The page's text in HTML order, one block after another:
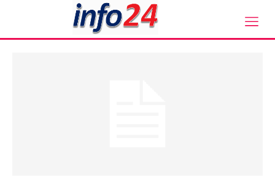
Aukce obrazů
štítek: aukce obrazů